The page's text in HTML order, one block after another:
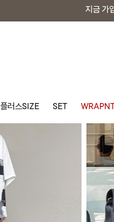
지금 가
플러스SIZE SET